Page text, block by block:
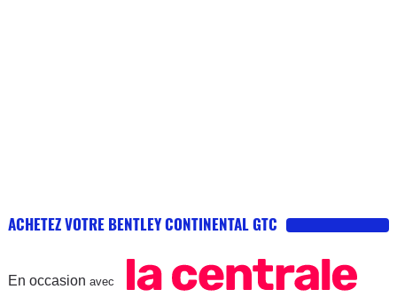
ACHETEZ VOTRE BENTLEY CONTINENTAL GTC
En occasion avec